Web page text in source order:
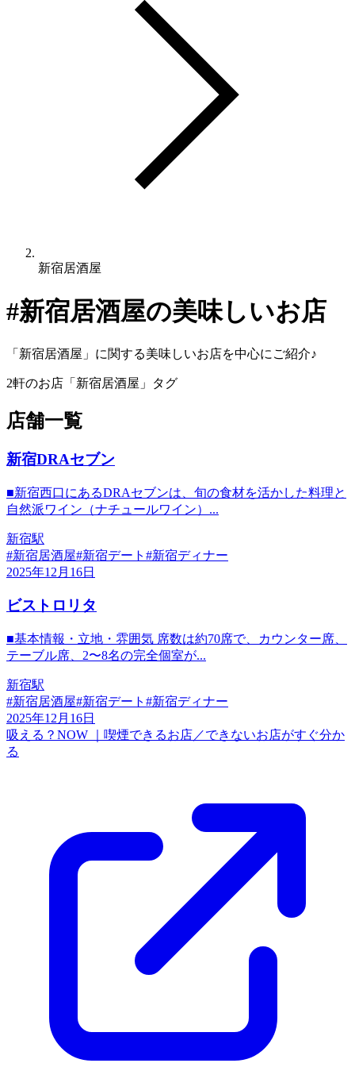
新宿居酒屋
#新宿居酒屋の美味しいお店
「 新宿居酒屋 」に関する美味しいお店を中心にご紹介♪
2軒のお店 「 新宿居酒屋 」タグ
店舗一覧
新宿DRAセブン
​■新宿西口にあるDRAセブンは、旬の食材を活かした料理と
自然派ワイン（ナチュールワイン）...
新宿駅
#新宿居酒屋#新宿デート #新宿ディナー
2025年12月16日
ビストロリタ
■基本情報・立地・雰囲気 席数は約70席で、カウンター席、
テーブル席、2〜8名の完全個室が...
新宿駅
#新宿居酒屋#新宿デート #新宿ディナー
2025年12月16日
吸える？NOW ｜喫煙できるお店／できないお店がすぐ分か
る